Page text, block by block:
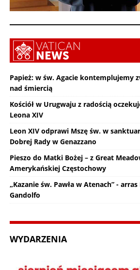
Papież: w św. Agacie kontemplujemy
nad śmiercią
Kościół w Urugwaju z radością
Leona XIV
Leon XIV odprawi Mszę św. w
Dobrej Rady w Genazzano
Pieszo do Matki Bożej – z Great
Amerykańskiej Częstochowy
„Kazanie św. Pawła w Atenach” -
Gandolfo
WYDARZENIA